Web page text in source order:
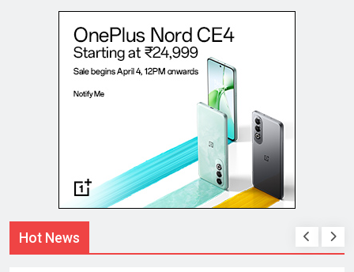
Hot News